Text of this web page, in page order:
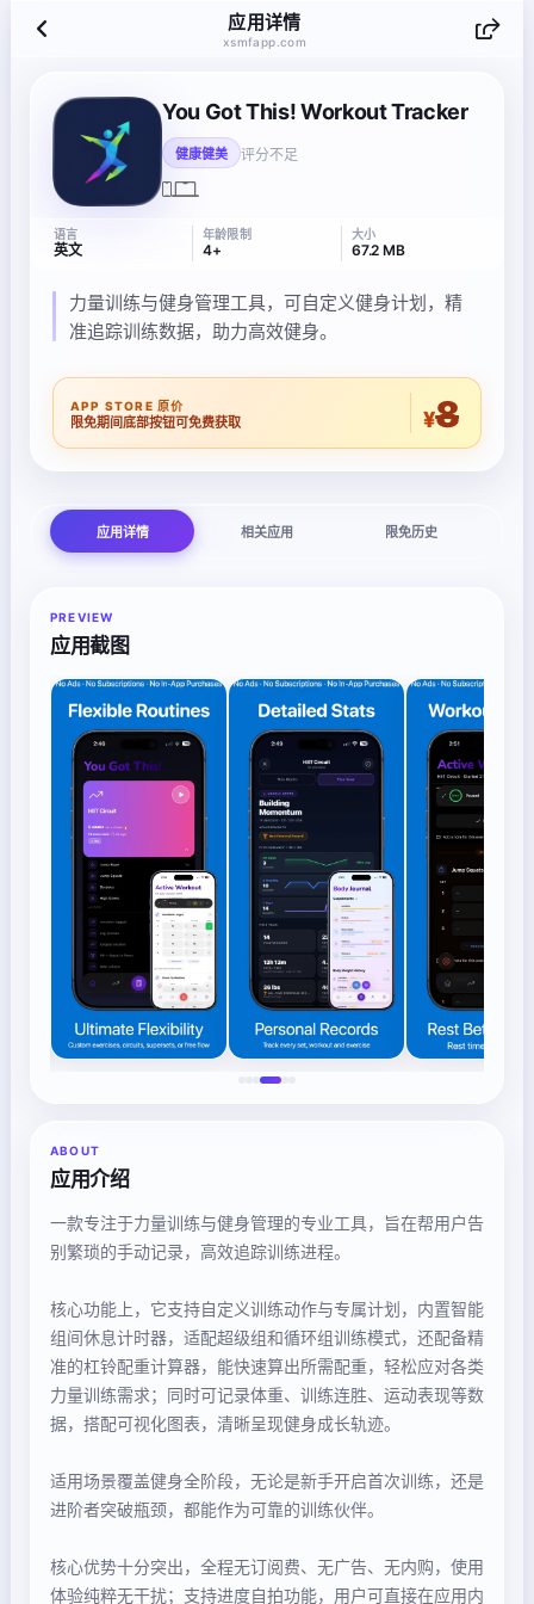
应用详情
xsmfapp.com
You Got This! Workout Tracker
健康健美 评分不足
语言
英文
年龄限制
4+
大小
67.2 MB
力量训练与健身管理工具，可自定义健身计划，精
准追踪训练数据，助力高效健身。
APP STORE 原价
限免期间底部按钮可免费获取 ¥8
应用详情 相关应用 限免历史
PREVIEW
应用截图
ABOUT
应用介绍
一款专注于力量训练与健身管理的专业工具，旨在帮用户告
别繁琐的手动记录，高效追踪训练进程。
核心功能上，它支持自定义训练动作与专属计划，内置智能
组间休息计时器，适配超级组和循环组训练模式，还配备精
准的杠铃配重计算器，能快速算出所需配重，轻松应对各类
力量训练需求；同时可记录体重、训练连胜、运动表现等数
据，搭配可视化图表，清晰呈现健身成长轨迹。
适用场景覆盖健身全阶段，无论是新手开启首次训练，还是
进阶者突破瓶颈，都能作为可靠的训练伙伴。
核心优势十分突出，全程无订阅费、无广告、无内购，使用
体验纯粹无干扰；支持进度自拍功能，用户可直接在应用内